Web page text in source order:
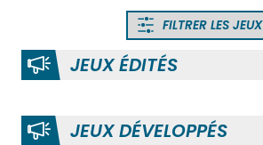
FILTRER LES JEUX
JEUX ÉDITÉS
JEUX DÉVELOPPÉS